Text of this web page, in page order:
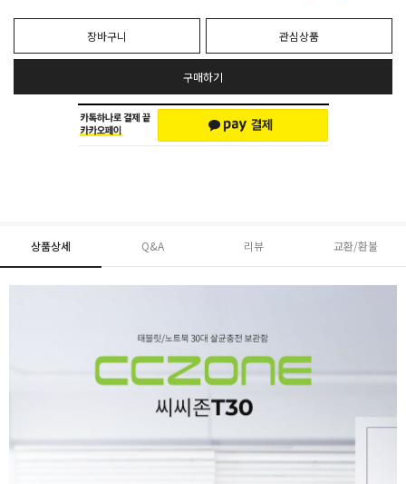
장바구니 관심상품
구매하기
상품상세 Q&A 리뷰 교환/환불